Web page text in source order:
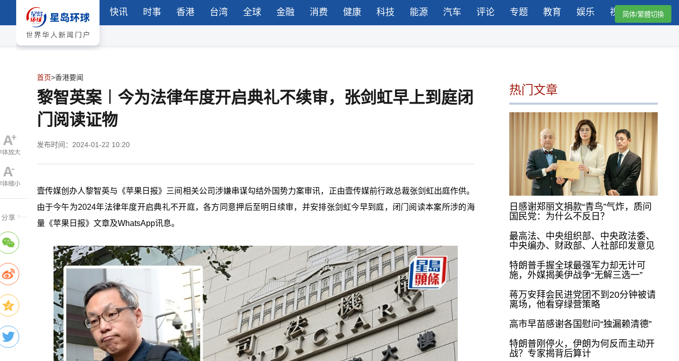
快讯 时事 香港 台湾 全球 金融 消费 健康 科技 能源 汽车 评论 专题 教育 娱乐 视频简体/繁體切換
首页>香港要闻
黎智英案︱今为法律年度开启典礼不续审，张剑虹早上到庭闭
门阅读证物
发布时间：2024-01-22 10:20
壹传媒创办人黎智英与《苹果日报》三间相关公司涉嫌串谋勾结外国势力案审讯，正由壹传媒前行政总裁张剑虹出庭作供。
由于今午为2024年法律年度开启典礼不开庭，各方同意押后至明日续审，并安排张剑虹今早到庭，闭门阅读本案所涉的海
量《苹果日报》文章及WhatsApp讯息。
热门文章
日感谢郑丽文捐款“青鸟”气炸，质问
国民党：为什么不反日？
最高法、中央组织部、中央政法委、
中央编办、财政部、人社部印发意见
特朗普手握全球最强军力却无计可
施，外媒揭美伊战争“无解三选一”
蒋万安拜会民进党团不到20分钟被请
离场，他看穿绿营策略
高市早苗感谢各国慰问“独漏赖清德”
特朗普刚停火，伊朗为何反而主动开
战？专家揭背后算计